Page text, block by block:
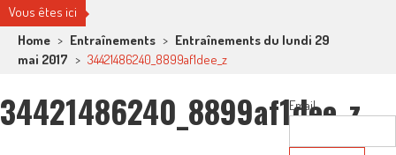
Vous êtes ici
Home > Entraînements > Entraînements du lundi 29
mai 2017 > 34421486240_8899af1dee_z
34421486240_8899af1dee_z
Email